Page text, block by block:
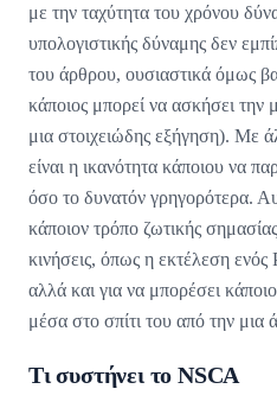
με την ταχύτητα του χρόνου
υπολογιστικής δύναμης δεν
του άρθρου, ουσιαστικά όμως
κάποιος μπορεί να ασκήσει την
μια στοιχειώδης εξήγηση). Με
είναι η ικανότητα κάποιου να
όσο το δυνατόν γρηγορότερα.
κάποιον τρόπο ζωτικής
κινήσεις, όπως η εκτέλεση
αλλά και για να μπορέσει
μέσα στο σπίτι του από την μια
Tι συστήνει το NSCA